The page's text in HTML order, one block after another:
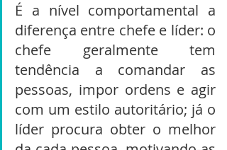
É a nível comportamental a
diferença entre chefe e líder: o
chefe geralmente tem
tendência a comandar as
pessoas, impor ordens e agir
com um estilo autoritário; já o
líder procura obter o melhor